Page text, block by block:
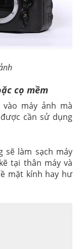
cọ mềm
máy ảnh mà
cần sử dụng
sẽ làm sạch máy
tại thân máy và
mặt kính hay hư